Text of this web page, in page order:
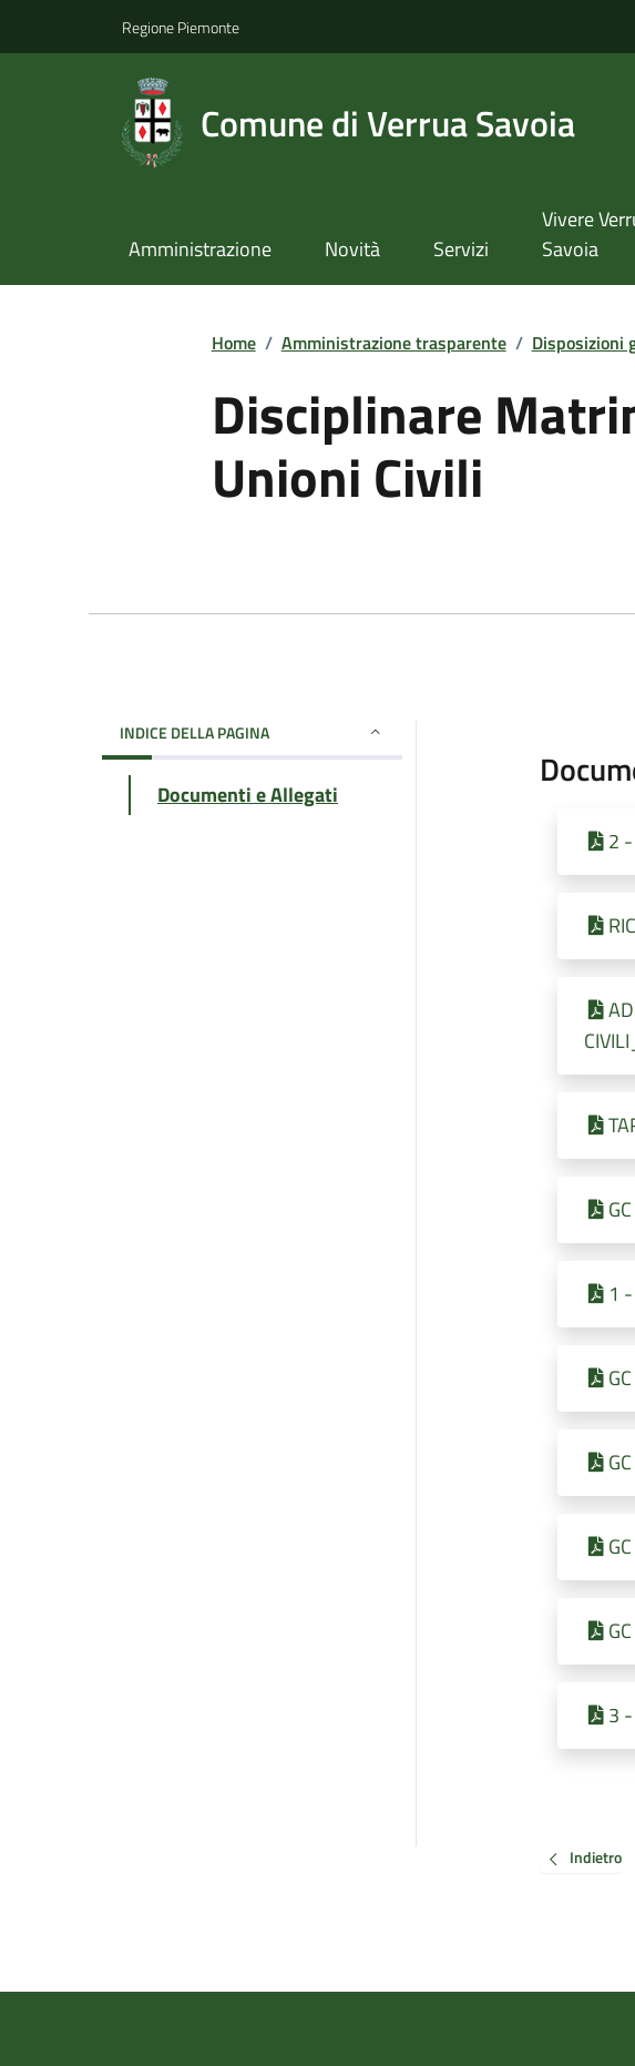
Regione Piemonte
Comune di Verrua Savoia
Amministrazione Novità Servizi
Vivere
Savoia
Home / Amministrazione trasparente / Disposizioni
Disciplinare
Unioni Civili
INDICE DELLA PAGINA
Documenti e Allegati
2
1
3
Indietro